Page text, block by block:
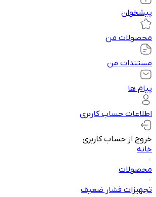
پیشخوان
محصولات من
مستندات من
پیام ها
اطلاعات حساب کاربری
خروج از حساب کاربری
خانه
محصولات
تجهیزات فشار ضعیف